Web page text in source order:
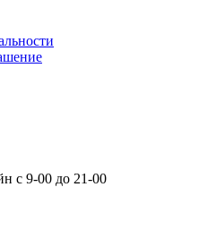
с 9-00 до 21-00